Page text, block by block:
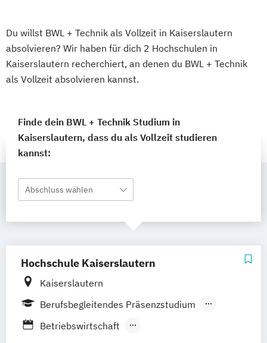
Du willst BWL + Technik als Vollzeit in Kaiserslautern
absolvieren? Wir haben für dich 2 Hochschulen in
Kaiserslautern recherchiert, an denen du BWL + Technik
als Vollzeit absolvieren kannst.
Finde dein BWL + Technik Studium in
Kaiserslautern, dass du als Vollzeit studieren
kannst:
Abschluss wählen
Hochschule Kaiserslautern
Kaiserslautern
Berufsbegleitendes Präsenzstudium
Fernstudium
Vollzeit
Betriebswirtschaft